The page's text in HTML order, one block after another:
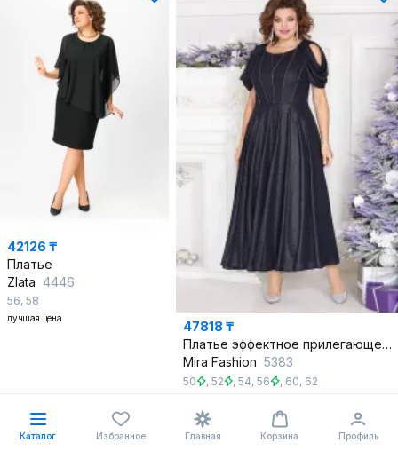
42126 ₸
Платье
Zlata 4446
56, 58
лучшая цена
В корзину
47818 ₸
Платье эффектное прилегающее из шифона
Mira Fashion 5383
50 , 52 , 54, 56 , 60, 62
В корзину
Каталог Избранное Главная Корзина Профиль